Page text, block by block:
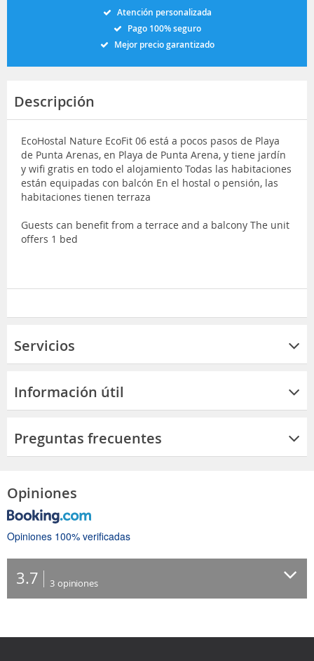
Atención personalizada
Pago 100% seguro
Mejor precio garantizado
Descripción
EcoHostal Nature EcoFit 06 está a pocos pasos de Playa
de Punta Arenas, en Playa de Punta Arena, y tiene jardín
y wifi gratis en todo el alojamiento Todas las habitaciones
están equipadas con balcón En el hostal o pensión, las
habitaciones tienen terraza
Guests can benefit from a terrace and a balcony The unit
offers 1 bed
Servicios
Información útil
Preguntas frecuentes
Opiniones
Opiniones 100% verificadas
3.7 3 opiniones